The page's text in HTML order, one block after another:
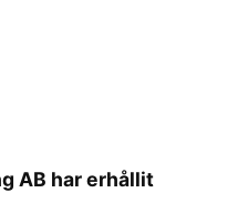
AB har erhållit